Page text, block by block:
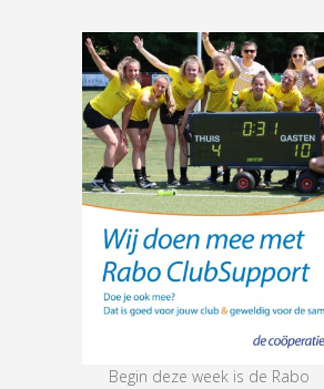
Begin deze week is de Rabo